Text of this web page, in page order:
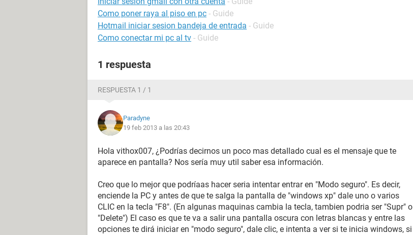
Como poner raya al piso en pc - Guide
Hotmail iniciar sesion bandeja de entrada - Guide
Como conectar mi pc al tv - Guide
1 respuesta
RESPUESTA 1 / 1
Paradyne
19 feb 2013 a las 20:43
Hola vithox007, ¿Podrías decirnos un poco mas detallado cual es el mensaje que te
aparece en pantalla? Nos sería muy util saber esa información.
Creo que lo mejor que podríaas hacer seria intentar entrar en "Modo seguro". Es decir,
enciende la PC y antes de que te salga la pantalla de "windows xp" dale uno o varios
CLIC en la tecla "F8". (En algunas maquinas cambia la tecla, tambien podria ser "Supr" o
"Delete") El caso es que te va a salir una pantalla oscura con letras blancas y entre las
opciones te dirá iniciar en "modo seguro", dale clic, e intenta a ver si te inicia windows, si